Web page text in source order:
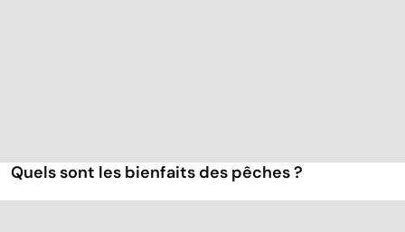
Quels sont les bienfaits des pêches ?